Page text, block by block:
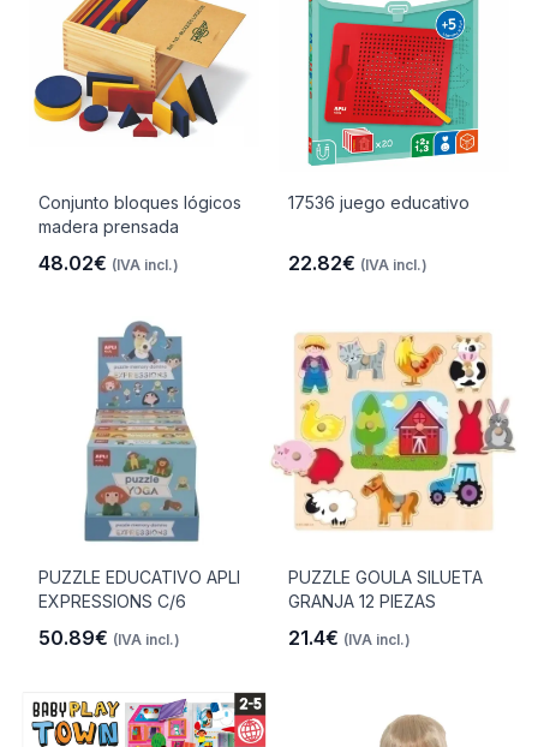
Conjunto bloques lógicos
madera prensada
48.02€ (IVA incl.)
17536 juego educativo
22.82€ (IVA incl.)
PUZZLE EDUCATIVO APLI
EXPRESSIONS C/6
50.89€ (IVA incl.)
PUZZLE GOULA SILUETA
GRANJA 12 PIEZAS
21.4€ (IVA incl.)